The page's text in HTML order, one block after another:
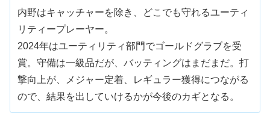
内野はキャッチャーを除き、どこでも守れるユーティ
リティープレーヤー。
2024年はユーティリティ部門でゴールドグラブを受
賞。守備は一級品だが、バッティングはまだまだ。打
撃向上が、メジャー定着、レギュラー獲得につながる
ので、結果を出していけるかが今後のカギとなる。